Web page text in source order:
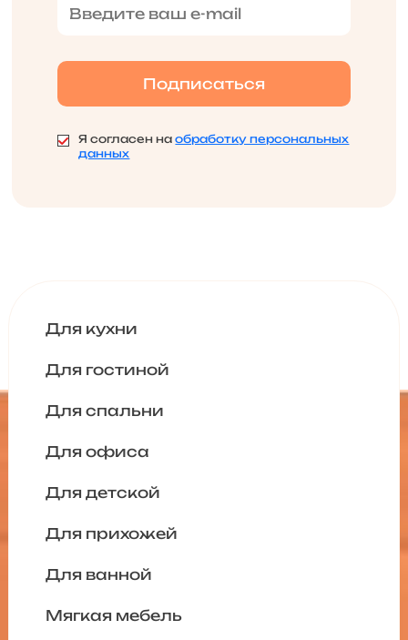
Я согласен наобработку персональных
данных
Для кухни
Для гостиной
Для спальни
Для офиса
Для детской
Для прихожей
Для ванной
Мягкая мебель